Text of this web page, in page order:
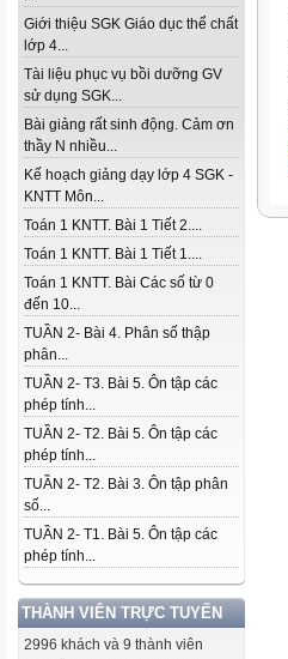
Giới thiệu SGK Giáo dục thể chất
lớp 4...
Tài liệu phục vụ bồi dưỡng GV
sử dụng SGK...
Bài giảng rất sinh động. Cảm ơn
thầy N nhiều...
Kế hoạch giảng dạy lớp 4 SGK -
KNTT Môn...
Toán 1 KNTT. Bài 1 Tiết 2....
Toán 1 KNTT. Bài 1 Tiết 1....
Toán 1 KNTT. Bài Các số từ 0
đến 10...
TUẦN 2- Bài 4. Phân số thập
phân...
TUẦN 2- T3. Bài 5. Ôn tập các
phép tính...
TUẦN 2- T2. Bài 5. Ôn tập các
phép tính...
TUẦN 2- T2. Bài 3. Ôn tập phân
số...
TUẦN 2- T1. Bài 5. Ôn tập các
phép tính...
THÀNH VIÊN TRỰC TUYẾN
2996 khách và 9 thành viên